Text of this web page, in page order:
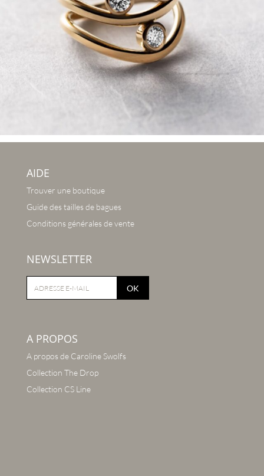
AIDE
Trouver une boutique
Guide des tailles de bagues
Conditions générales de vente
NEWSLETTER
OK
A PROPOS
A propos de Caroline Swolfs
Collection The Drop
Collection CS Line